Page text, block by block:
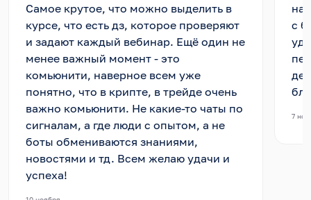
Самое крутое, что можно выделить в
курсе, что есть дз, которое проверяют
и задают каждый вебинар. Ещё один не
менее важный момент - это
комьюнити, наверное всем уже
понятно, что в крипте, в трейде очень
важно комьюнити. Не какие-то чаты по
сигналам, а где люди с опытом, а не
боты обмениваются знаниями,
новостями и тд. Всем желаю удачи и
успеха!
с
7